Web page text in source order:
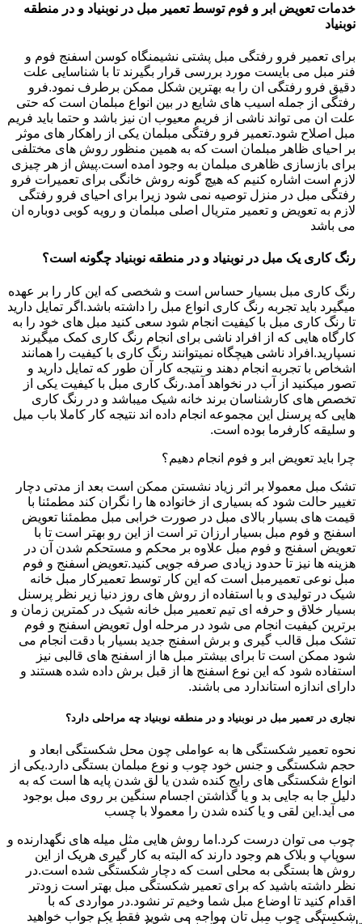
خدمات تعویض ابر و فوم توسط تعمیر مبل در نوبنیاد و در منطقه
نوبنیاد
برای تعمیر فرو رفتگی مبل پشتی نشیمنگاه کوسن اسفنج فوم و
فنر مبل می بایست مورد بررسی قرار بگیرند تا با شناسایی علت
دقیق فرو رفتگی ان را به بهترین شکل ممکن برطرف نمود.فرو
رفتگی از جمله اسیب های شایع در بین انواع مبلمان است که حتی
علت ان می تواند ناشی از فریم معیوب ان نیز باشد و حتما باید فریم
مبل اصلاح شود.تعمیر فرو رفتگی مبلمان یکی از راهکار های موثر
بر احیای ظاهر مبلمان است که به همین منظور روش های مختلفی
برای بازسازی ظاهری مبلمان به وجود امده است.پیش از هر چیزی
لازم است اشاره کنیم که هیچ گونه روش خانگی برای تعمیرات فرو
رفتگی مبل در منزل توصیه نمی شود زیرا برای احیای فرو رفتگی
لازم به تعویض و تعمیر متریال اصلی مبلمان و رویه کوبی دوباره ان
می باشد
رنگ کاری یک مبل در نوبنیاد و در منطقه نوبنیاد چگونه است؟
رنگ کاری مبل بسیار حساس است و شخصی که این کار را بر عهده
میگیرد باید تجربه رنگ کاری انواع مبل را داشته باشد.اگر تمایل دارید
تا رنگ کاری مبل با کیفیت انجام شود سعی کنید مبل های خود را به
کارگاه هایی که از افراد ناشی برای انجام رنگ کاری کمک میگیرند
نسپارید.افراد ناشی هیچگاه نمیتوانند رنگ کاری با کیفیت را همانند
اشخاص با تجربه انجام دهند و نتیجه کار آن طور که تمایل دارید و
تصور میکنید از آب در نخواهد آمد.رنگ کاری مبل با کیفیت یکی از
تخصص های کارشناسان برند خانه شیک میباشد و در رنگ کاری
هایی که پرسنل این مجموعه انجام داده اند نتیجه کار کاملا باب میل
و سلیقه کارفرما بوده است.
چرا باید تعویض ابر و فوم انجام دهیم؟
تشک مبل معمولا بر اثر زیاد نشستن ممکن است بعد از مدتی دچار
تغییر حالت شود که بسیاری از خانواده ها را نگران کند مطمئنا با
قیمت های بسیار بالای مبل در صورت خرابی مبل مطمئنا تعویض
اسفنج و فوم مبل بسیار ارزان تر است از این رو بهتر است تا با
تعویض اسفنج و فوم مبل علاوه بر محکم و مستحکم شدن آن در
هزینه ها نیز تا حدود زیادی صرفه جویی کنید.تعویض اسفنج و فوم
مبل نوعی تعمیرمبل است که این کار توسط تعمیرکار مبل خانه
شیک در تولیدی و با استفاده از روش های روز دنیا زیر نظر پرسنل
بسیار خلاق و حرفه ای تیم تعمیر مبل خانه شیک در کمترین زمان و
برترین کیفیت انجام می شود در مرحله اول تعویض اسفنج و فوم
تشک مبل قالب گیری و برش اسفنج جدید بسیار با دقت انجام می
شود ممکن است تا برای بیشتر مبل ها از اسفنج های قالبی نیز
استفاده شود که این نوع اسفنج ها از قبل برش داده شده هستند و
دارای اندازه استاندارد می باشند.
نجاری در تعمیر مبل در نوبنیاد و در منطقه نوبنیاد چه مراحلی دارد؟
نحوه تعمیر شکستگی ها به عواملی چون محل شکستگی ابعاد و
حجم شکستگی و جنس خود چوب و نوع مبلمان بستگی دارد.یکی از
انواع شکستگی های رایج کنده شدن یا لق شدن پایه ها است که به
دلیل جا به جایی بد و یا گذاشتن اجسام سنگین بر روی مبل بوجود
می آید.این لقی و یا کنده شدن را معمولا با چسب
چوب می توان درست کرد.اما روش هایی مثل میله های نگهدارنده و
سوپاپ و بلاک هم وجود دارند که البته به کار گیری هریک از این
روش ها بستگی به محلی است که دچار شکستگی شده است.در
نظر داشته باشید که برای تعمیر شکستگی مبل بهتر است زودتر
اقدام کنید تا اوضاع مبل شما وخیم تر نشود.در مواردی که با
شکستگی چوب مبل تان مواجه می شوید فقط یک جواب خواهید